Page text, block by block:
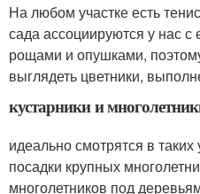
На любом участке есть
сада ассоциируются у нас
рощами и опушками,
выглядеть цветники,
кустарники и
идеально смотрятся в
посадки крупных
многолетников под